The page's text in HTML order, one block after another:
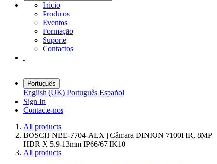
Inicio
Produtos
Eventos
Formação
Suporte
Contactos
Português
English (UK) Português Español
Sign In
Contacte-nos
All products
BOSCH NBE-7704-ALX | Câmara DINION 7100I IR, 8MP
HDR X 5.9-13mm IP66/67 IK10
All products